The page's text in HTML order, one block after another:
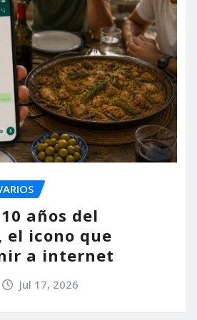
años del
el icono que
a internet
Jul 17, 2026